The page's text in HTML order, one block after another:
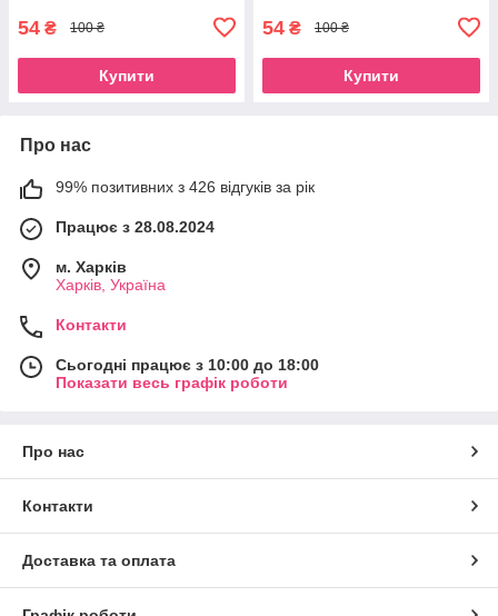
54 ₴ 100 ₴
Купити
54 ₴ 100 ₴
Купити
Про нас
99% позитивних з 426 відгуків за рік
Працює з 28.08.2024
м. Харків
Харків, Україна
Контакти
Сьогодні працює з 10:00 до 18:00
Показати весь графік роботи
Про нас
Контакти
Доставка та оплата